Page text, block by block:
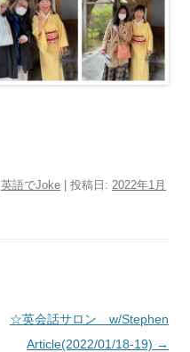
英語でJoke | 投稿日: 2022年1月
☆英会話サロン w/Stephen
Article(2022/01/18-19) →